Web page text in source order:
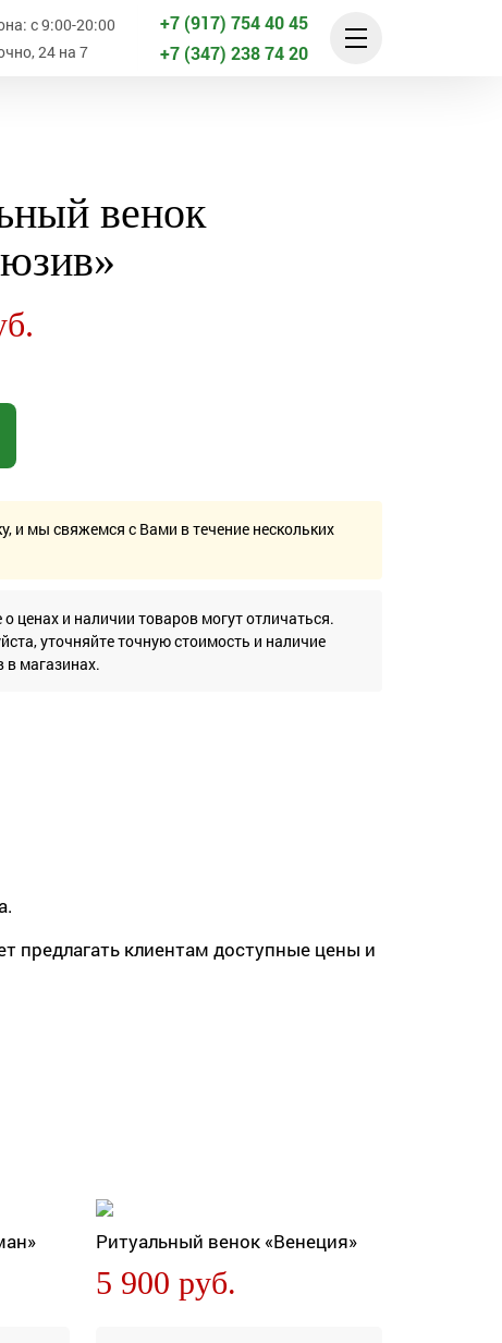
с 9:00-20:00
24 на 7
+7 (917) 754 40 45
+7 (347) 238 74 20
венок
и мы свяжемся с Вами в течение нескольких
ценах и наличии товаров могут отличаться.
уточняйте точную стоимость и наличие
в магазинах.
предлагать клиентам доступные цены и
Ритуальный венок «Венеция»
5 900 руб.